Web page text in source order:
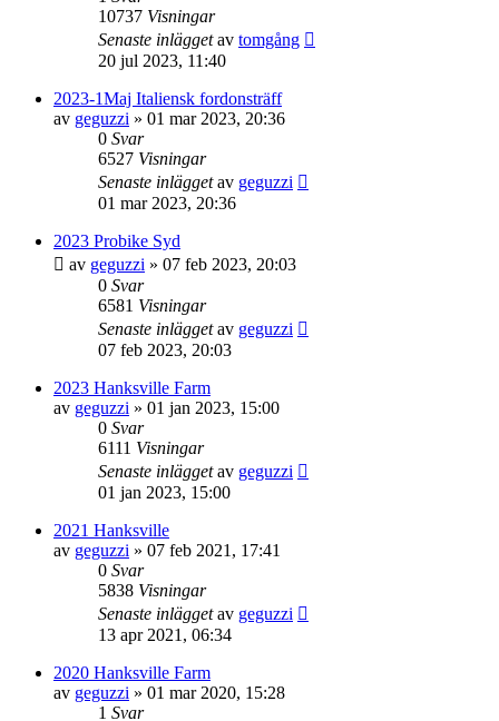
10737 Visningar
Senaste inläggetav tomgång
20 jul 2023, 11:40
2023-1Maj Italiensk fordonsträff
av geguzzi » 01 mar 2023, 20:36
0 Svar
6527 Visningar
Senaste inläggetav geguzzi
01 mar 2023, 20:36
2023 Probike Syd
av geguzzi » 07 feb 2023, 20:03
0 Svar
6581 Visningar
Senaste inläggetav geguzzi
07 feb 2023, 20:03
2023 Hanksville Farm
av geguzzi » 01 jan 2023, 15:00
0 Svar
6111 Visningar
Senaste inläggetav geguzzi
01 jan 2023, 15:00
2021 Hanksville
av geguzzi » 07 feb 2021, 17:41
0 Svar
5838 Visningar
Senaste inläggetav geguzzi
13 apr 2021, 06:34
2020 Hanksville Farm
av geguzzi » 01 mar 2020, 15:28
1 Svar